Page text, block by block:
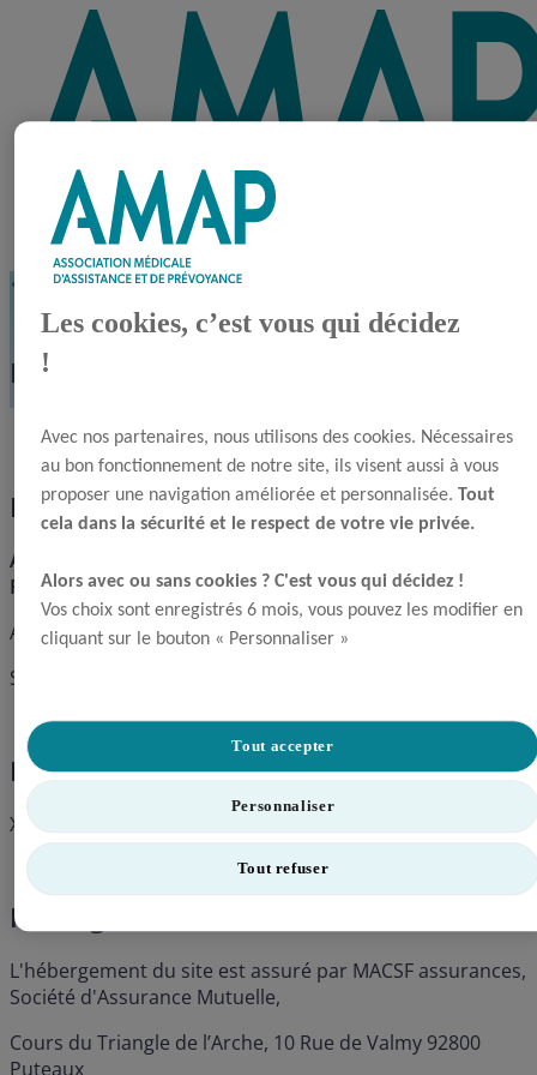
Retour
Mentions légales
Editeur
ASSOCIATION MEDICALE D'ASSSISTANCE ET DE
PREVOYANCE "A.M.A.P."
Association régie par la loi 1901, SIREN 429 536 105
Siège Social : 11 rue Brunel – 75017 PARIS
Directeur de la publication
Xavier LAQUEILLE, Président de l’AMAP
Hébergeur
L'hébergement du site est assuré par MACSF assurances,
Société d'Assurance Mutuelle,
Cours du Triangle de l’Arche, 10 Rue de Valmy 92800
Puteaux
Les cookies, c’est vous qui décidez
!
Avec nos partenaires, nous utilisons des cookies. Nécessaires
au bon fonctionnement de notre site, ils visent aussi à vous
proposer une navigation améliorée et personnalisée. Tout
cela dans la sécurité et le respect de votre vie privée.
Alors avec ou sans cookies ? C'est vous qui décidez !​
Vos choix sont enregistrés 6 mois, vous pouvez les modifier en
cliquant sur le bouton « Personnaliser »
Personnaliser
Tout refuser
Tout accepter